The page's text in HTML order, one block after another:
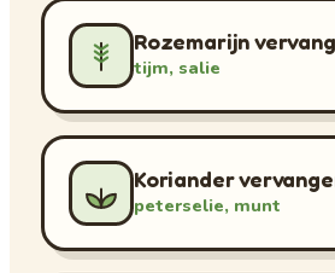
Rozemarijn
tijm, salie
Koriander
peterselie, munt